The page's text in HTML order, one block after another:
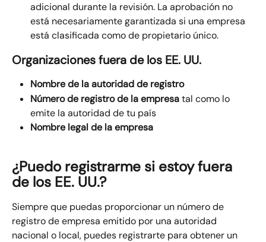
adicional durante la revisión. La aprobación no
está necesariamente garantizada si una empresa
está clasificada como de propietario único.
Organizaciones fuera de los EE. UU.
Nombre de la autoridad de registro
Número de registro de la empresa tal como lo
emite la autoridad de tu país
Nombre legal de la empresa
¿Puedo registrarme si estoy fuera
de los EE. UU.?
Siempre que puedas proporcionar un número de
registro de empresa emitido por una autoridad
nacional o local, puedes registrarte para obtener un